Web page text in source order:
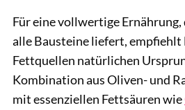
Für eine vollwertige
alle Bausteine liefert, empfiehlt
Fettquellen natürlichen
Kombination aus Oliven- und
mit essenziellen Fettsäuren wie